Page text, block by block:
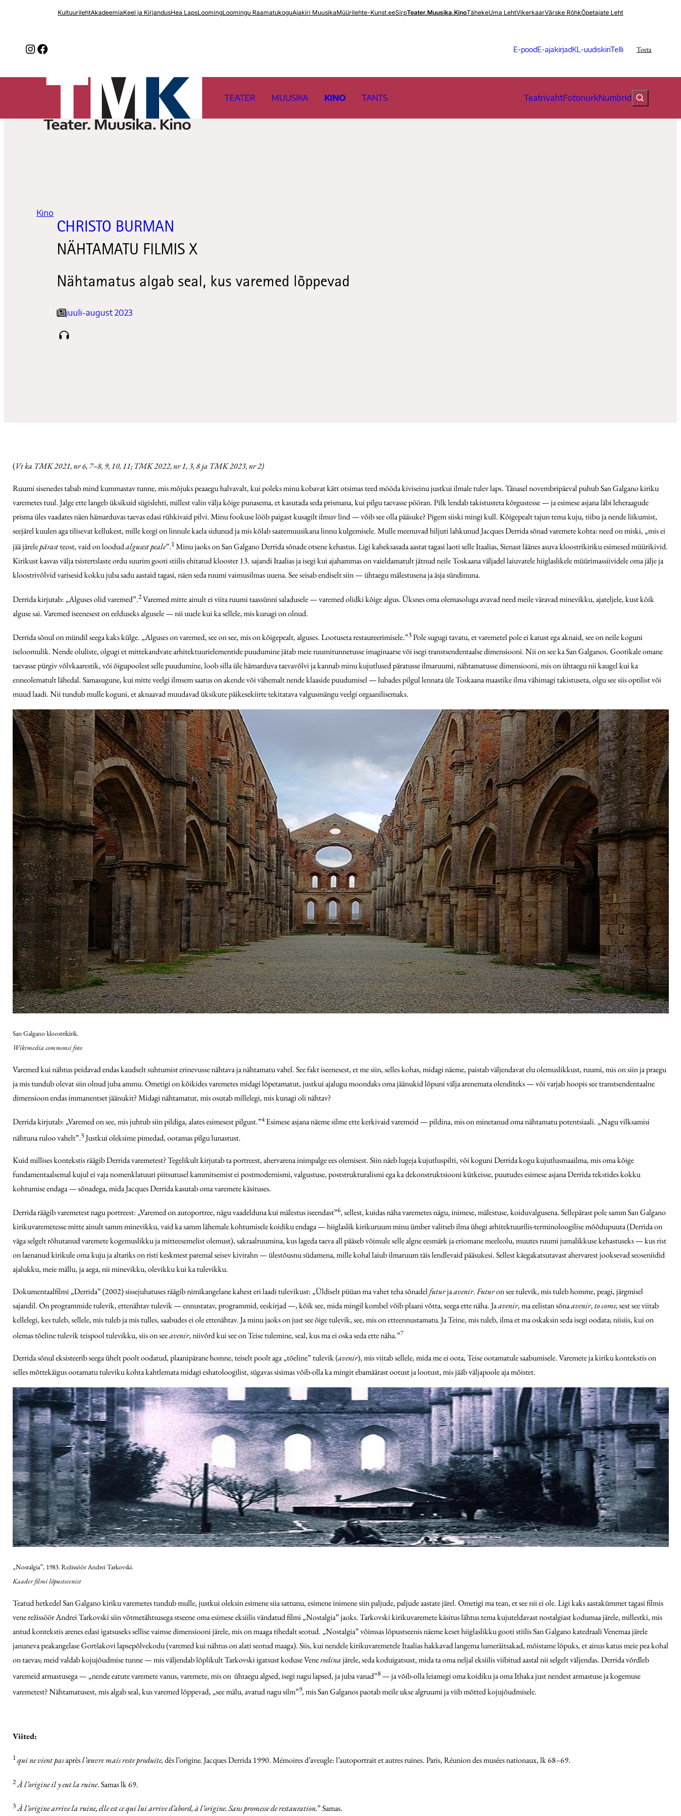
KultuurilehtAkadeemiaKeel ja KirjandusHea LapsLoomingLoomingu RaamatukoguAjakiri MuusikaMüürilehte-Kunst.eeSirpTeater.Muusika.KinoTähekeUma LehtVikerkaarVärske RõhkÕpetajate Leht
Instagram
Facebook E-poodE-ajakirjadKL-uudiskiriTelli Toeta
TEATER MUUSIKA KINO TANTS TeatrivahtFotonurkNumbrid
Kino
CHRISTO BURMAN
NÄHTAMATU FILMIS X
Nähtamatus algab seal, kus varemed lõppevad
juuli-august 2023
(Vt ka TMK 2021, nr 6, 7–8, 9, 10, 11; TMK 2022, nr 1, 3, 8 ja TMK 2023, nr 2)
Ruumi sisenedes tabab mind kummastav tunne, mis mõjuks peaaegu halvavalt, kui poleks minu kobavat kätt otsimas teed mööda kiviseinu justkui ilmale tulev laps. Tänasel novembripäeval puhub San Galgano kiriku
varemetes tuul. Jalge ette langeb üksikuid sügislehti, millest valin välja kõige punasema, et kasutada seda prismana, kui pilgu taevasse pööran. Pilk lendab takistusteta kõrgustesse — ja esimese asjana läbi leheraagude
prisma üles vaadates näen hämarduvas taevas edasi rühkivaid pilvi. Minu fookuse lööb paigast kusagilt ilmuv lind — võib see olla pääsuke? Pigem siiski mingi kull. Kõigepealt tajun tema kuju, tiibu ja nende liikumist,
seejärel kuulen aga tilisevat kellukest, mille keegi on linnule kaela sidunud ja mis kõlab saatemuusikana linnu kulgemisele. Mulle meenuvad hiljuti lahkunud Jacques Derrida sõnad varemete kohta: need on miski, „mis ei
jää järelepärastteost, vaid on loodudalgusest peale”.1Minu jaoks on San Galgano Derrida sõnade otsene kehastus. Ligi kaheksasada aastat tagasi laoti selle Itaalias, Sienast läänes asuva kloostrikiriku esimesed müürikivid.
Kirikust kasvas välja tsistertslaste ordu suurim gooti stiilis ehitatud klooster 13. sajandi Itaalias ja isegi kui ajahammas on vaieldamatult jätnud neile Toskaana väljadel laiuvatele hiiglaslikele müürimassiividele oma jälje ja
kloostrivõlvid varisesid kokku juba sadu aastaid tagasi, näen seda ruumi vaimusilmas uuena. See seisab endiselt siin — ühtaegu mälestusena ja äsja sündinuna.
Derrida kirjutab: „Alguses olid varemed”.2Varemed mitte ainult ei viita ruumi taassünni saladusele — varemed olidki kõige algus. Üksnes oma olemasoluga avavad need meile väravad minevikku, ajateljele, kust kõik
alguse sai. Varemed iseenesest on eelduseks algusele — nii uuele kui ka sellele, mis kunagi on olnud.
Derrida sõnul on mündil seega kaks külge. „Alguses on varemed, see on see, mis on kõigepealt, alguses. Lootuseta restaureerimisele.”3Pole sugugi tavatu, et varemetel pole ei katust ega aknaid, see on neile koguni
iseloomulik. Nende oluliste, olgugi et mittekandvate arhitektuurielementide puudumine jätab meie ruumitunnetusse imaginaarse või isegi transtsendentaalse dimensiooni. Nii on see ka San Galganos. Gootikale omane
taevasse pürgiv võlvkaarestik, või õigupoolest selle puudumine, loob silla üle hämarduva taevavõlvi ja kannab minu kujutlused päratusse ilmaruumi, nähtamatusse dimensiooni, mis on ühtaegu nii kaugel kui ka
enneolematult lähedal. Samasugune, kui mitte veelgi ilmsem saatus on akende või vähemalt nende klaaside puudumisel — lubades pilgul lennata üle Toskaana maastike ilma vähimagi takistuseta, olgu see siis optilist või
muud laadi. Nii tundub mulle koguni, et aknaavad muudavad üksikute päikesekiirte tekitatava valgusmängu veelgi orgaanilisemaks.
San Galgano kloostrikirik.
Wikimedia commonsi foto
Varemed kui nähtus peidavad endas kaudselt suhtumist erinevusse nähtava ja nähtamatu vahel. See fakt iseenesest, et me siin, selles kohas, midagi näeme, paistab väljendavat elu olemuslikkust, ruumi, mis on siin ja praegu
ja mis tundub olevat siin olnud juba ammu. Ometigi on kõikides varemetes midagi lõpetamatut, justkui ajalugu moondaks oma jäänukid lõpuni välja arenemata olenditeks — või varjab hoopis see transtsendentaalne
dimensioon endas immanentset jäänukit? Midagi nähtamatut, mis osutab millelegi, mis kunagi oli nähtav?
Derrida kirjutab: „Varemed on see, mis juhtub siin pildiga, alates esimesest pilgust.”4Esimese asjana näeme silme ette kerkivaid varemeid — pildina, mis on minetanud oma nähtamatu potentsiaali. „Nagu vilksamisi
nähtuna ruloo vahelt”.5Justkui oleksime pimedad, ootamas pilgu lunastust.
Kuid millises kontekstis räägib Derrida varemetest? Tegelikult kirjutab ta portreest, ahervarena inimpalge ees olemisest. Siin näeb lugeja kujutluspilti, või koguni Derrida kogu kujutlusmaailma, mis oma kõige
fundamentaalsemal kujul ei vaja nomenklatuuri piitsutusel kammitsemist ei postmodernismi, valgustuse, poststrukturalismi ega ka dekonstruktsiooni kütkeisse, puutudes esimese asjana Derrida tekstides kokku
kohtumise endaga — sõnadega, mida Jacques Derrida kasutab oma varemete käsituses.
Derrida räägib varemetest nagu portreest: „Varemed on autoportree, nägu vaadelduna kui mälestus iseendast”6, sellest, kuidas näha varemetes nägu, inimese, mälestuse, koiduvalgusena. Sellepärast pole samm San Galgano
kirikuvaremetesse mitte ainult samm minevikku, vaid ka samm lähemale kohtumisele koidiku endaga — hiiglaslik kirikuruum minu ümber valitseb ilma ühegi arhitektuurilis-terminoloogilise mõõdupuuta (Derrida on
väga selgelt rõhutanud varemete kogemuslikku ja mitteesemelist olemust), sakraalruumina, kus lageda taeva all pääseb võimule selle algne eesmärk ja eriomane meeleolu, muutes ruumi jumalikkuse kehastuseks — kus rist
on laenanud kirikule oma kuju ja altariks on risti keskmest paremal seisev kivirahn — ülestõusnu südamena, mille kohal laiub ilmaruum täis lendlevaid pääsukesi. Sellest käegakatsutavast ahervarest jooksevad seoseniidid
ajalukku, meie mällu, ja aega, nii minevikku, olevikku kui ka tulevikku.
Dokumentaalfilmi „Derrida” (2002) sissejuhatuses räägib nimikangelane kahest eri laadi tulevikust: „Üldiselt püüan ma vahet teha sõnadelfuturjaavenir.Futuron see tulevik, mis tuleb homme, peagi, järgmisel
sajandil. On programmide tulevik, ettenähtav tulevik — ennustatav, programmid, eeskirjad —, kõik see, mida mingil kombel võib plaani võtta, seega ette näha. Jaavenir, ma eelistan sõnaavenir,to come,sest see viitab
kellelegi, kes tuleb, sellele, mis tuleb ja mis tulles, saabudes ei ole ettenähtav. Ja minu jaoks on just see õige tulevik, see, mis on etteennustamatu.Ja Teine, mis tuleb, ilma et ma oskaksin seda isegi oodata; niisiis, kui on
olemas tõeline tulevik teispool tulevikku, siis on seeavenir, niivõrd kui see on Teise tulemine, seal, kus ma ei oska seda ette näha.”7
Derrida sõnul eksisteerib seega ühelt poolt oodatud, plaanipärane homne, teiselt poolt aga „tõeline” tulevik (avenir), mis viitab sellele, mida me ei oota, Teise ootamatule saabumisele. Varemete ja kiriku kontekstis on
selles mõttekäigus ootamatu tuleviku kohta kahtlemata midagi eshatoloogilist, sügavas sisimas võib-olla ka mingit ebamäärast ootust ja lootust, mis jääb väljapoole aja mõistet.
„Nostalgia”, 1983. Režissöör Andrei Tarkovski.
Kaader filmi lõpustseenist
Teatud hetkedel San Galgano kiriku varemetes tundub mulle, justkui oleksin esimene siia sattunu, esimene inimene siin paljude, paljude aastate järel. Ometigi ma tean, et see nii ei ole. Ligi kaks aastakümmet tagasi filmis
vene režissöör Andrei Tarkovski siin võtmetähtsusega stseene oma esimese eksiilis vändatud filmi „Nostalgia” jaoks. Tarkovski kirikuvaremete käsitus lähtus tema kujuteldavast nostalgiast kodumaa järele, millestki, mis
antud kontekstis arenes edasi igatsuseks sellise vaimse dimensiooni järele, mis on maaga tihedalt seotud. „Nostalgia” võimsas lõpustseenis näeme keset hiiglaslikku gooti stiilis San Galgano katedraali Venemaa järele
januneva peakangelase Gortšakovi lapsepõlve­kodu (varemed kui nähtus on alati seotud maaga). Siis, kui nendele kirikuvaremetele Itaalias hakkavad langema lumeräitsakad, mõistame lõpuks, et ainus katus meie pea kohal
on taevas; meid valdab kojujõudmise tunne — mis väljendab lõplikult Tarkovski igatsust koduse Venerodinajärele, seda koduigatsust, mida ta oma neljal eksiilis viibitud aastal nii selgelt väljendas. Derrida võrdleb
varemeid armastusega — „nende eatute varemete vanus, varemete, mis on ühtaegu algsed, isegi nagu lapsed, ja juba vanad”8— ja võib-olla leiamegi oma koidiku ja oma Ithaka just nendest armastuse ja kogemuse
varemetest? Nähtamatusest, mis algab seal, kus varemed lõppevad, „see mälu, avatud nagu silm”9, mis San Galganos paotab meile ukse algruumi ja viib mõtted kojujõudmisele.
Viited:
1qui ne vient pasaprèsl’œuvre mais reste produite,dès l’origine.Jacques Derrida 1990. Mémoires d’aveugle: l’autoportrait et autres ruines. Paris, Réunion des musées nationaux, lk 68–69.
2À l’origine il y eut la ruine. Samas lk 69.
3À l’origine arrive la ruine, elle est ce qui lui arrive d’abord, à l’origine. Sans promesse de restauration.” Samas.